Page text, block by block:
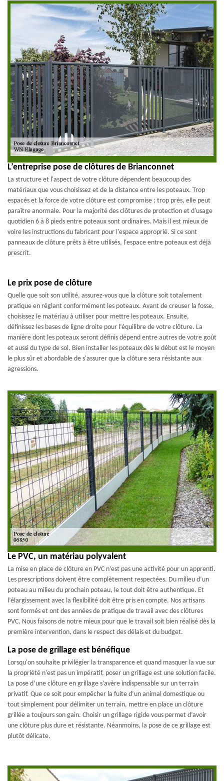
L’entreprise pose de clôtures de Brianconnet
La structure et l'aspect de votre clôture dépendent beaucoup des
matériaux que vous choisissez et de la distance entre les poteaux. Trop
espacés et la force de votre clôture est compromise ; trop près, elle peut
paraître anormale. Pour la majorité des clôtures de protection et d'usage
quotidien 6 à 8 pieds entre poteaux sont ordinaires. Mais il est mieux de
voire les instructions du fabricant pour l'espace approprié. Si ce sont
panneaux de clôture prêts à être utilisés, l'espace entre poteaux est déjà
prescrit.
Le prix pose de clôture
Quelle que soit son utilité, assurez-vous que la clôture soit totalement
pratique en réglant conformément les poteaux. Avant de creuser la fosse,
choisissez le matériau à utiliser pour mettre les poteaux. Ensuite,
définissez les bases de ligne droite pour l’équilibre de votre clôture. La
manière dont les poteaux seront définis dépend entre autres de votre goût
et aussi du type de sol. Bien installer les poteaux dès le début est le moyen
le plus sûr et abordable de s'assurer que la clôture sera résistante aux
agressions.
Le PVC, un matériau polyvalent
La mise en place de clôture en PVC n’est pas une activité pour un apprenti.
Les prescriptions doivent être complètement respectées. Du milieu d’un
poteau au milieu du prochain poteau, le tout doit être authentique. Et
l’élargissement avec la flexibilité doit être pris en compte. Nos artisans
sont formés et ont des années de pratique de travail avec des clôtures
PVC. Nous faisons de notre mieux pour que le travail soit bien réalisé dès la
première intervention, dans le respect des délais et du budget.
La pose de grillage est bénéfique
Lorsqu'on souhaite privilégier la transparence et quand masquer la vue sur
la propriété n'est pas un impératif, poser un grillage est une solution facile.
La pose d’une clôture en grillage s’avère indispensable sur un terrain
privatif. Que ce soit pour empêcher la fuite d’un animal domestique ou
tout simplement pour délimiter un terrain, mettre en place un clôture
grillée a toujours son gain. Choisir un grillage rigide vous permet d’avoir
une clôture plus dure et résistante. Néanmoins, la pose de ce grillage est
plutôt délicate.